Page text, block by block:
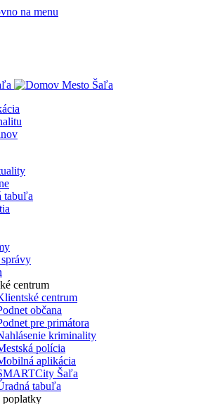
na menu
tabuľa
centrum
centrum
občana
pre primátora
kriminality
polícia
aplikácia
Šaľa
tabuľa
poplatky